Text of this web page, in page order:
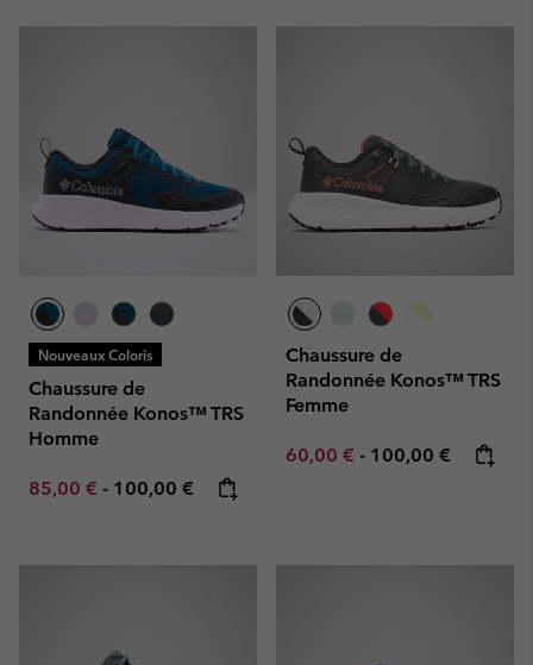
Nouveaux Coloris
Chaussure de
Randonnée Konos™ TRS
Homme
Minimum sale price:
85,00 € - Maximum price:
100,00 €
Chaussure de
Randonnée Konos™ TRS
Femme
Minimum sale price:
60,00 € - Maximum price:
100,00 €